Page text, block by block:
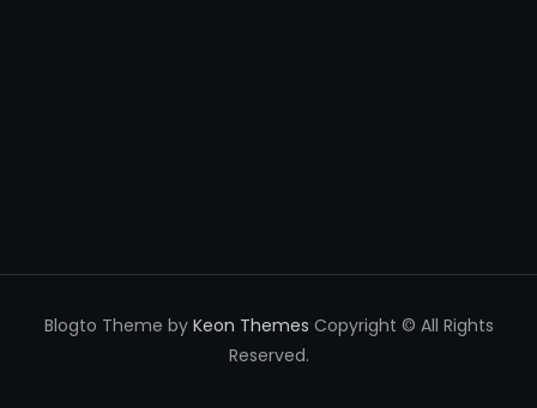
Blogto Theme by Keon Themes Copyright © All Rights
Reserved.